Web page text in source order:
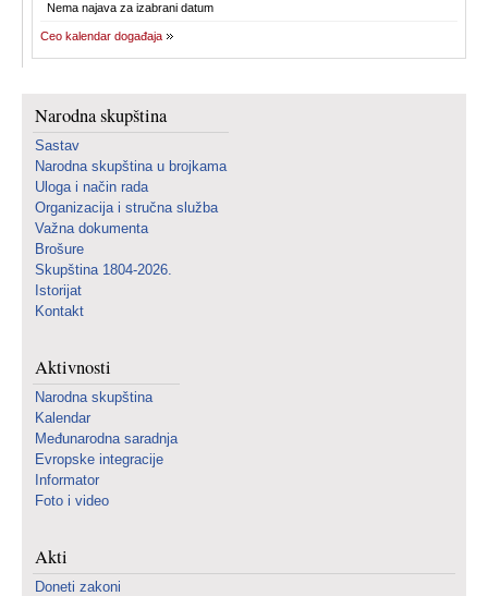
Nema najava za izabrani datum
Ceo kalendar događaja
Narodna skupština
Sastav
Narodna skupština u brojkama
Uloga i način rada
Organizacija i stručna služba
Važna dokumenta
Brošure
Skupština 1804-2026.
Istorijat
Kontakt
Aktivnosti
Narodna skupština
Kalendar
Međunarodna saradnja
Evropske integracije
Informator
Foto i video
Akti
Doneti zakoni